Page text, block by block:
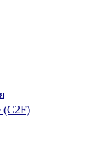
(C2F)